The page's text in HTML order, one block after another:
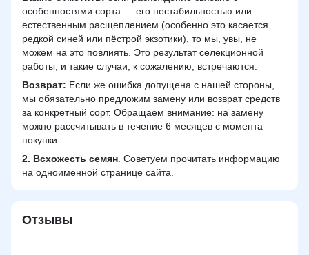
особенностями сорта — его нестабильностью или
естественным расщеплением (особенно это касается
редкой синей или пёстрой экзотики), то мы, увы, не
можем на это повлиять. Это результат селекционной
работы, и такие случаи, к сожалению, встречаются.
Возврат: Если же ошибка допущена с нашей стороны,
мы обязательно предложим замену или возврат средств
за конкретный сорт. Обращаем внимание: на замену
можно рассчитывать в течение 6 месяцев с момента
покупки.
2. Всхожесть семян . Советуем прочитать информацию
на одноименной странице сайта.
Отзывы